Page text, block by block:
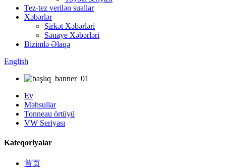
Tez-tez verilən suallar
Xəbərlər
Şirkət Xəbərləri
Sənaye Xəbərləri
Bizimlə Əlaqə
English
Ev
Məhsullar
Tonneau örtüyü
VW Seriyası
Kateqoriyalar
首页